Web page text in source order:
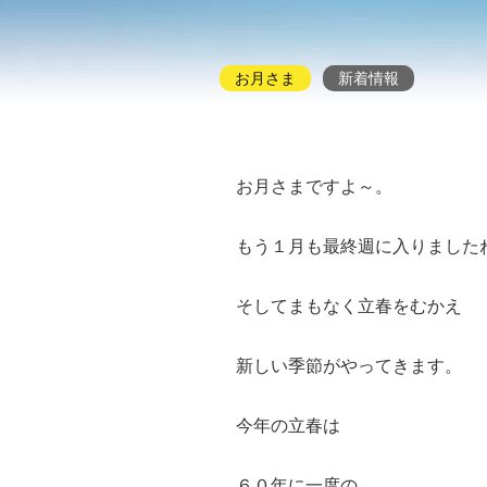
お月さま 新着情報
お月さまですよ～。
もう１月も最終週に入りました
そしてまもなく立春をむかえ
新しい季節がやってきます。
今年の立春は